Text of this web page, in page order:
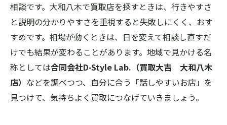
相談です。大和八木で買取店を探すときは、行きやすさ
と説明の分かりやすさを重視すると失敗しにくく、おす
すめです。相場が動くときは、日を変えて相談し直すだ
けでも結果が変わることがあります。地域で見かける名
称としては合同会社D-Style Lab.（買取大吉 大和八木
店） などを調べつつ、自分に合う「話しやすいお店」を
見つけて、気持ちよく買取につなげていきましょう。